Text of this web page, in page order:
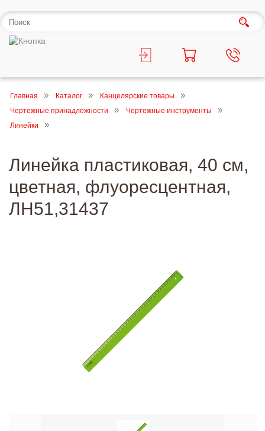
Главная Каталог
Канцелярские товары
Чертежные принадлежности
Чертежные инструменты
Линейки
Линейка пластиковая, 40 см,
цветная, флуоресцентная,
ЛН51,31437